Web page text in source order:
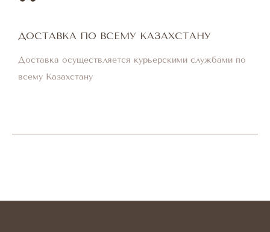
ДОСТАВКА ПО ВСЕМУ КАЗАХСТАНУ
Доставка осуществляется курьерскими службами по
всему Казахстану